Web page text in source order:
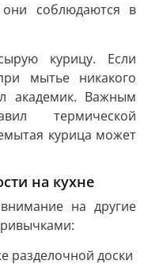
они соблюдаются в
курицу. Если
мытье никакого
академик. Важным
термической
курица может
на кухне
на другие
разделочной доски